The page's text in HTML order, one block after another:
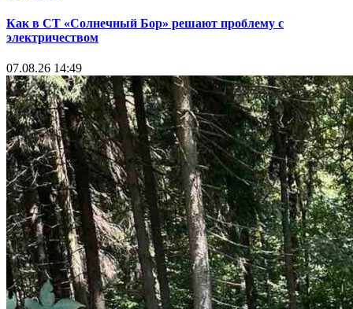
Как в СТ «Солнечный Бор» решают проблему с
электричеством
07.08.26 14:49